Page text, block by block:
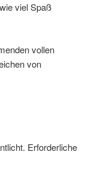
viel Spaß
vollen
von
Erforderliche